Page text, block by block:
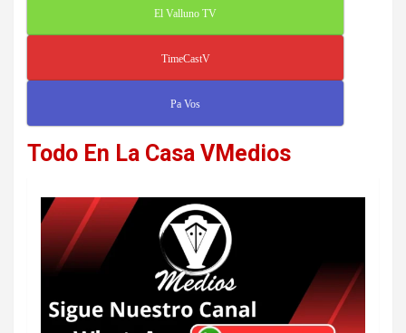
El Valluno TV
TimeCastV
Pa Vos
Todo En La Casa VMedios